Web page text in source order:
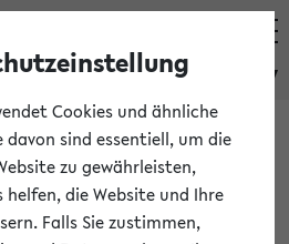
eKVV
Studies / B.A.
Cookies und ähnliche
davon sind essentiell, um die
zu gewährleisten,
die Website und Ihre
Falls Sie zustimmen,